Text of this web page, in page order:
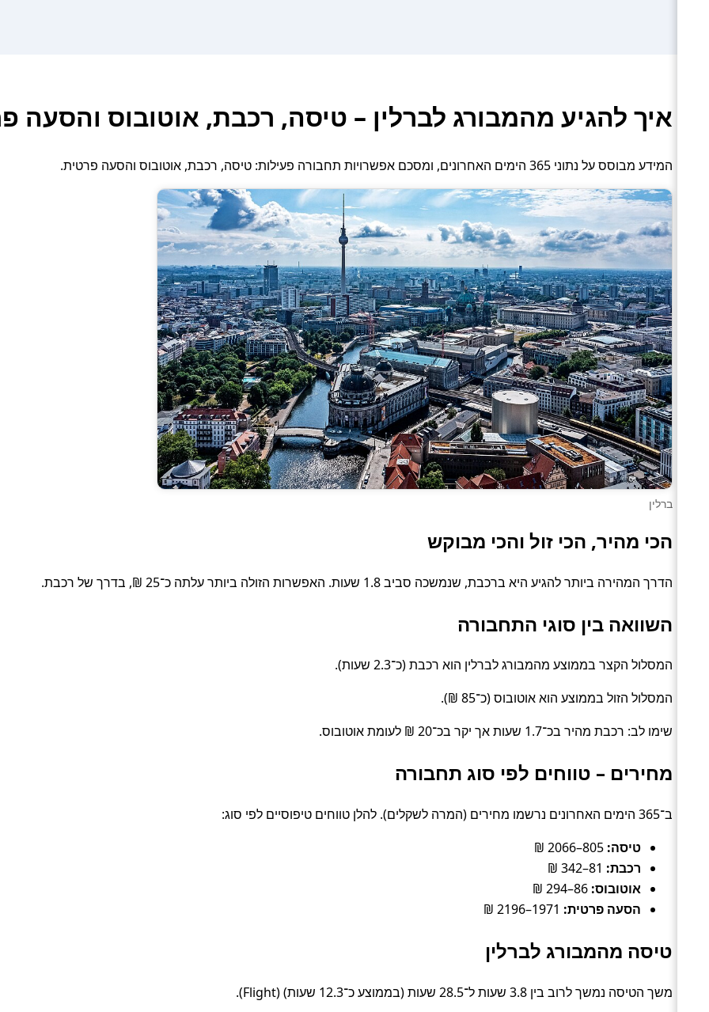
איך להגיע מהמבורג לברלין – טיסה, רכבת, אוטובוס והסעה
המידע מבוסס על נתוני 365 הימים האחרונים, ומסכם אפשרויות תחבורה פעילות: טיסה, רכבת, אוטובוס והסעה פרטית.
ברלין
הכי מהיר, הכי זול והכי מבוקש
הדרך המהירה ביותר להגיע היא ברכבת, שנמשכה סביב 1.8 שעות. האפשרות הזולה ביותר עלתה כ־25 ₪, בדרך של רכבת.
השוואה בין סוגי התחבורה
המסלול הקצר בממוצע מהמבורג לברלין הוא רכבת (כ־2.3 שעות).
המסלול הזול בממוצע הוא אוטובוס (כ־85 ₪).
שימו לב: רכבת מהיר בכ־1.7 שעות אך יקר בכ־20 ₪ לעומת אוטובוס.
מחירים – טווחים לפי סוג תחבורה
ב־365 הימים האחרונים נרשמו מחירים (המרה לשקלים). להלן טווחים טיפוסיים לפי סוג:
טיסה:
רכבת:
אוטובוס:
הסעה פרטית:
טיסה מהמבורג לברלין
משך הטיסה נמשך לרוב בין 3.8 שעות ל־28.5 שעות (בממוצע כ־12.3 שעות) (Flight).